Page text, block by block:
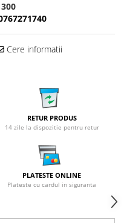
300
Cere informatii
RETUR PRODUS
14 zile la dispozitie pentru retur
PLATESTE ONLINE
Plateste cu cardul in siguranta